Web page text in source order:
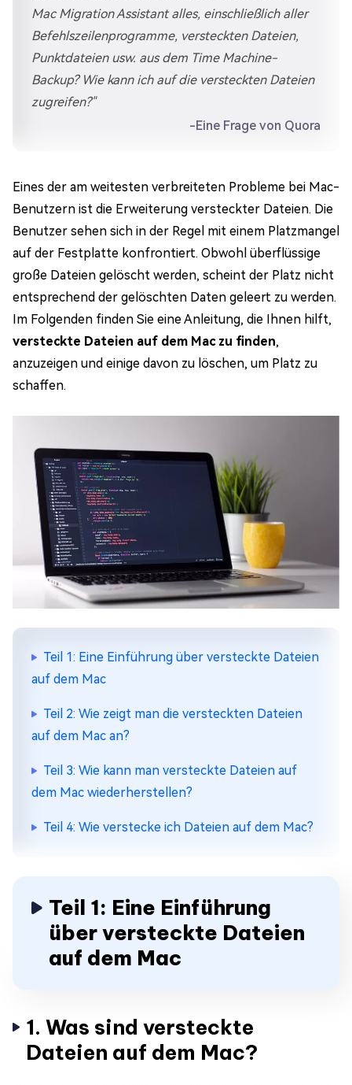
Mac Migration Assistant alles, einschließlich aller
Befehlszeilenprogramme, versteckten Dateien,
Punktdateien usw. aus dem Time Machine-
Backup? Wie kann ich auf die versteckten Dateien
zugreifen?"
-Eine Frage von Quora
Eines der am weitesten verbreiteten Probleme bei Mac-
Benutzern ist die Erweiterung versteckter Dateien. Die
Benutzer sehen sich in der Regel mit einem Platzmangel
auf der Festplatte konfrontiert. Obwohl überflüssige
große Dateien gelöscht werden, scheint der Platz nicht
entsprechend der gelöschten Daten geleert zu werden.
Im Folgenden finden Sie eine Anleitung, die Ihnen hilft,
versteckte Dateien auf dem Mac zu finden,
anzuzeigen und einige davon zu löschen, um Platz zu
schaffen.
Teil 1: Eine Einführung über versteckte Dateien
auf dem Mac
Teil 2: Wie zeigt man die versteckten Dateien
auf dem Mac an?
Teil 3: Wie kann man versteckte Dateien auf
dem Mac wiederherstellen?
Teil 4: Wie verstecke ich Dateien auf dem Mac?
Teil 1: Eine Einführung
über versteckte Dateien
auf dem Mac
1. Was sind versteckte
Dateien auf dem Mac?